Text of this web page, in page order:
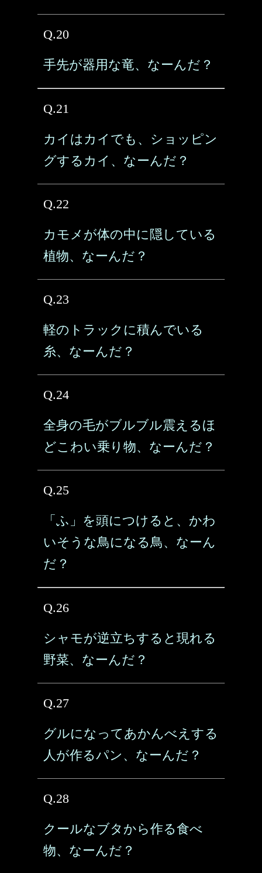
Q.20
手先が器用な竜、なーんだ？
Q.21
カイはカイでも、ショッピン
グするカイ、なーんだ？
Q.22
カモメが体の中に隠している
植物、なーんだ？
Q.23
軽のトラックに積んでいる
糸、なーんだ？
Q.24
全身の毛がブルブル震えるほ
どこわい乗り物、なーんだ？
Q.25
「ふ」を頭につけると、かわ
いそうな鳥になる鳥、なーん
だ？
Q.26
シャモが逆立ちすると現れる
野菜、なーんだ？
Q.27
グルになってあかんべえする
人が作るパン、なーんだ？
Q.28
クールなブタから作る食べ
物、なーんだ？